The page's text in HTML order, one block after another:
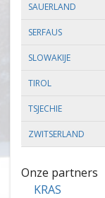
SAUERLAND
SERFAUS
SLOWAKIJE
TIROL
TSJECHIE
ZWITSERLAND
Onze partners
KRAS